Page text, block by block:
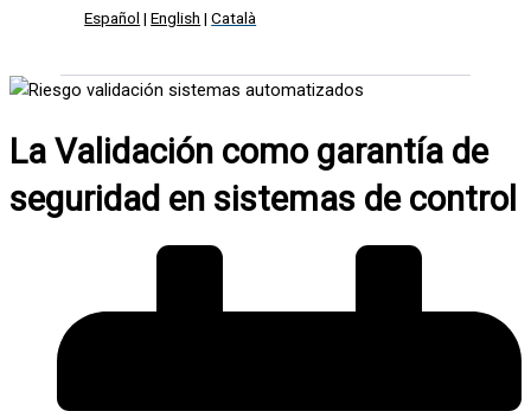
Español |English |Català
La Validación como garantía de
seguridad en sistemas de control